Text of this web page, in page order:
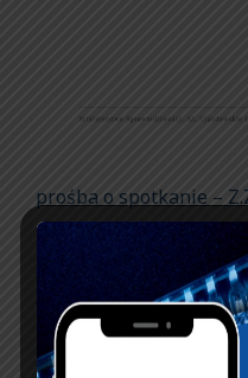
prośba o spotkanie –
Zaproszenie na
NSZZFiPW